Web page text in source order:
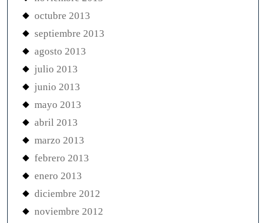
octubre 2013
septiembre 2013
agosto 2013
julio 2013
junio 2013
mayo 2013
abril 2013
marzo 2013
febrero 2013
enero 2013
diciembre 2012
noviembre 2012